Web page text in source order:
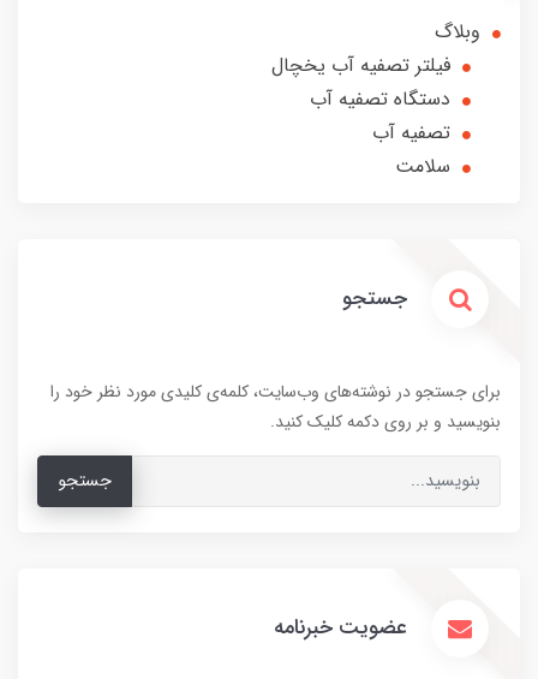
وبلاگ
فیلتر تصفیه آب یخچال
دستگاه تصفیه آب
تصفیه آب
سلامت
جستجو
برای جستجو در نوشته‌های وب‌سایت، کلمه‌ی کلیدی مورد نظر خود را
بنویسید و بر روی دکمه کلیک کنید.
جستجو
عضویت خبرنامه